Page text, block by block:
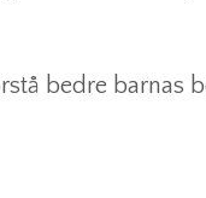
bedre barnas